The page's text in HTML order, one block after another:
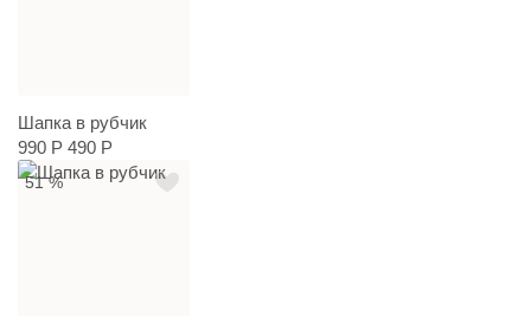
Шапка в рубчик
990 Р 490 Р
51 %